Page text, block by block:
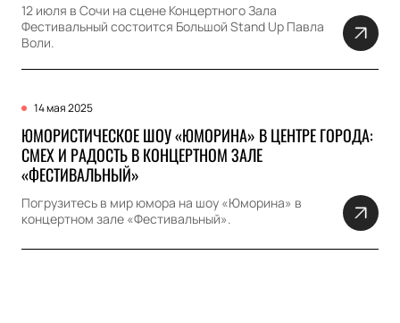
12 июля в Сочи на сцене Концертного Зала
Фестивальный состоится Большой Stand Up Павла
Воли.
14 мая 2025
ЮМОРИСТИЧЕСКОЕ ШОУ «ЮМОРИНА» В ЦЕНТРЕ ГОРОДА:
СМЕХ И РАДОСТЬ В КОНЦЕРТНОМ ЗАЛЕ
«ФЕСТИВАЛЬНЫЙ»
Погрузитесь в мир юмора на шоу «Юморина» в
концертном зале «Фестивальный».